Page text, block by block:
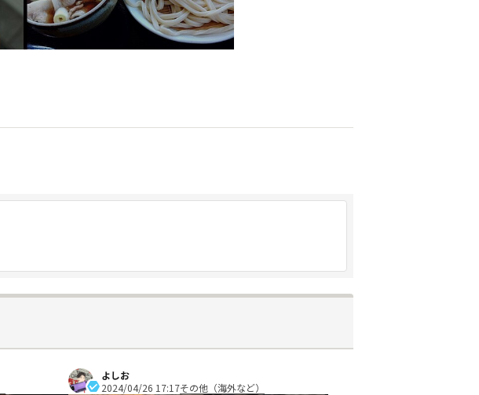
よしお
2024/04/26 17:17その他（海外など）